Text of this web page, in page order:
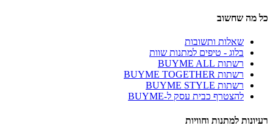
כל מה שחשוב
שאלות ותשובות
בלוג - טיפים למתנות שוות
רשתות BUYME ALL
רשתות BUYME TOGETHER
רשתות BUYME STYLE
להצטרף כבית עסק ל-BUYME
רעיונות למתנות וחוויות